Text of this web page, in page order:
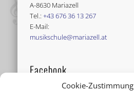
Cookie-Zustimmung
A-8630 Mariazell
Tel.:+43 676 36 13 267
E-Mail:
musikschule@mariazell.at
Facebook